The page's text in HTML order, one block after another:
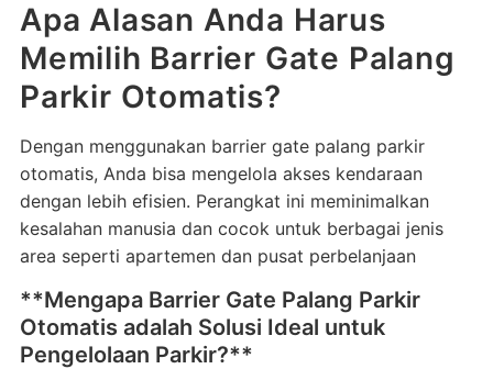
Apa Alasan Anda Harus
Memilih Barrier Gate Palang
Parkir Otomatis?
Dengan menggunakan barrier gate palang parkir
otomatis, Anda bisa mengelola akses kendaraan
dengan lebih efisien. Perangkat ini meminimalkan
kesalahan manusia dan cocok untuk berbagai jenis
area seperti apartemen dan pusat perbelanjaan
**Mengapa Barrier Gate Palang Parkir
Otomatis adalah Solusi Ideal untuk
Pengelolaan Parkir?**